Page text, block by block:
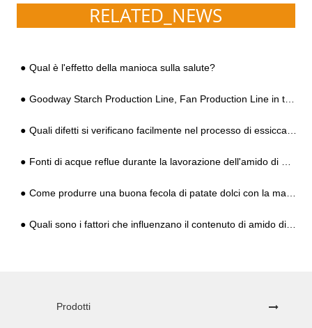
RELATED_NEWS
Qual è l'effetto della manioca sulla salute?
Goodway Starch Production Line, Fan Production Line in tutto lo Shaanxi
Quali difetti si verificano facilmente nel processo di essiccazione della lavorazione dell'amido di patate dolci? Come risolvere?
Fonti di acque reflue durante la lavorazione dell'amido di manioca e l'analisi della qualità dell'acqua e gli standard di scarico
Come produrre una buona fecola di patate dolci con la macchina per la produzione di fecola di patate dolci
Quali sono i fattori che influenzano il contenuto di amido di patate dolci?
Prodotti